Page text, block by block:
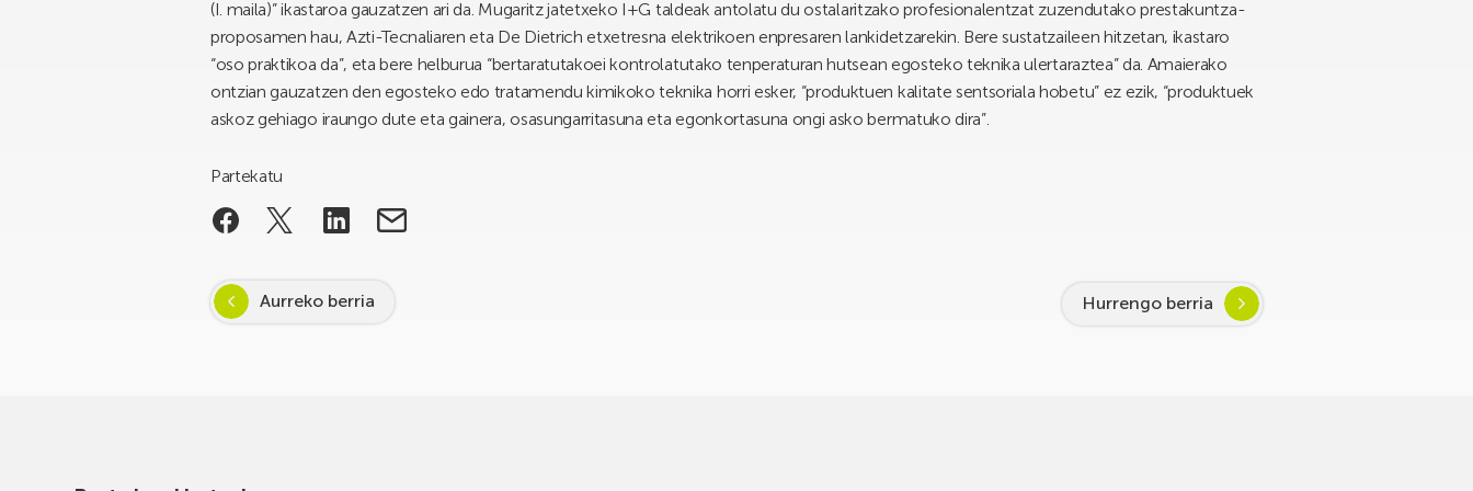
(I. maila)” ikastaroa gauzatzen ari da. Mugaritz jatetxeko I+G taldeak antolatu du ostalaritzako profesionalentzat zuzendutako prestakuntza-
proposamen hau, Azti-Tecnaliaren eta De Dietrich etxetresna elektrikoen enpresaren lankidetzarekin. Bere sustatzaileen hitzetan, ikastaro
“oso praktikoa da”, eta bere helburua “bertaratutakoei kontrolatutako tenperaturan hutsean egosteko teknika ulertaraztea” da. Amaierako
ontzian gauzatzen den egosteko edo tratamendu kimikoko teknika horri esker, “produktuen kalitate sentsoriala hobetu” ez ezik, “produktuek
askoz gehiago iraungo dute eta gainera, osasungarritasuna eta egonkortasuna ongi asko bermatuko dira”.
Partekatu
Aurreko berria Hurrengo berria